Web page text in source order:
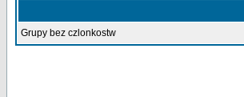
Grupy bez czlonkostw